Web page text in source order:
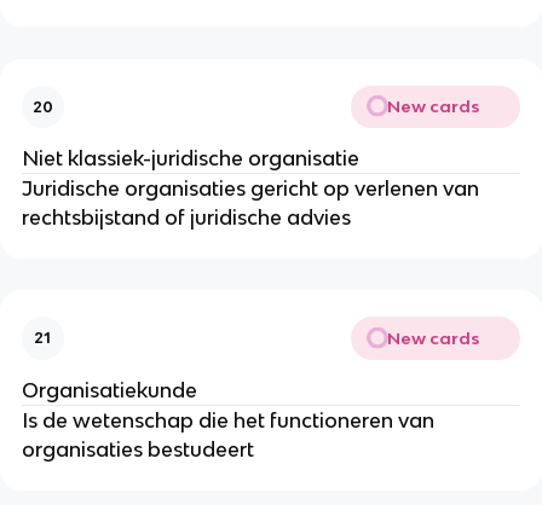
20 New cards
Niet klassiek-juridische organisatie
Juridische organisaties gericht op verlenen van
rechtsbijstand of juridische advies
21 New cards
Organisatiekunde
Is de wetenschap die het functioneren van
organisaties bestudeert